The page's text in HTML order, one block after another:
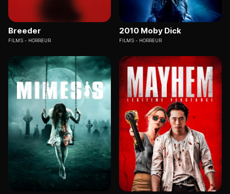
Breeder
FILMS HORREUR
2010 Moby Dick
FILMS HORREUR